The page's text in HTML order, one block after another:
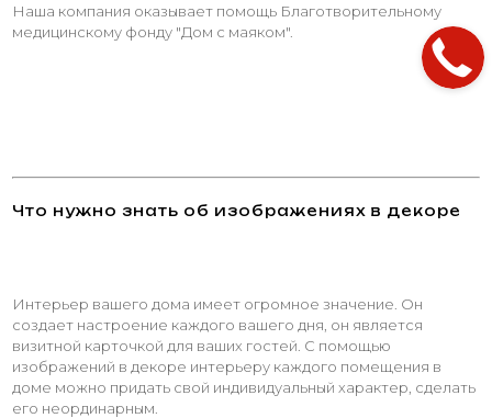
Наша компания оказывает помощь Благотворительному
медицинскому фонду "Дом с маяком".
Что нужно знать об изображениях в декоре
Интерьер вашего дома имеет огромное значение. Он
создает настроение каждого вашего дня, он является
визитной карточкой для ваших гостей. С помощью
изображений в декоре интерьеру каждого помещения в
доме можно придать свой индивидуальный характер, сделать
его неординарным.